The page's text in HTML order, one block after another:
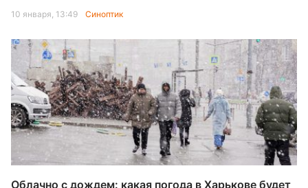
10 января, 13:49 Синоптик
Облачно с дождем: какая погода в Харькове будет